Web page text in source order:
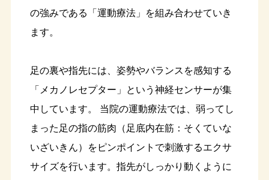
の強みである「運動療法」を組み合わせていき
ます。
足の裏や指先には、姿勢やバランスを感知する
「メカノレセプター」という神経センサーが集
中しています。 当院の運動療法では、弱ってし
まった足の指の筋肉（足底内在筋：そくていな
いざいきん）をピンポイントで刺激するエクサ
サイズを行います。指先がしっかり動くように